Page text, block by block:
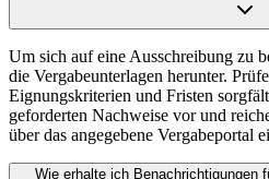
Um sich auf eine Ausschreibung zu
die Vergabeunterlagen herunter.
Eignungskriterien und Fristen
geforderten Nachweise vor und
über das angegebene Vergabeportal
Wie erhalte ich Benachrichtigungen